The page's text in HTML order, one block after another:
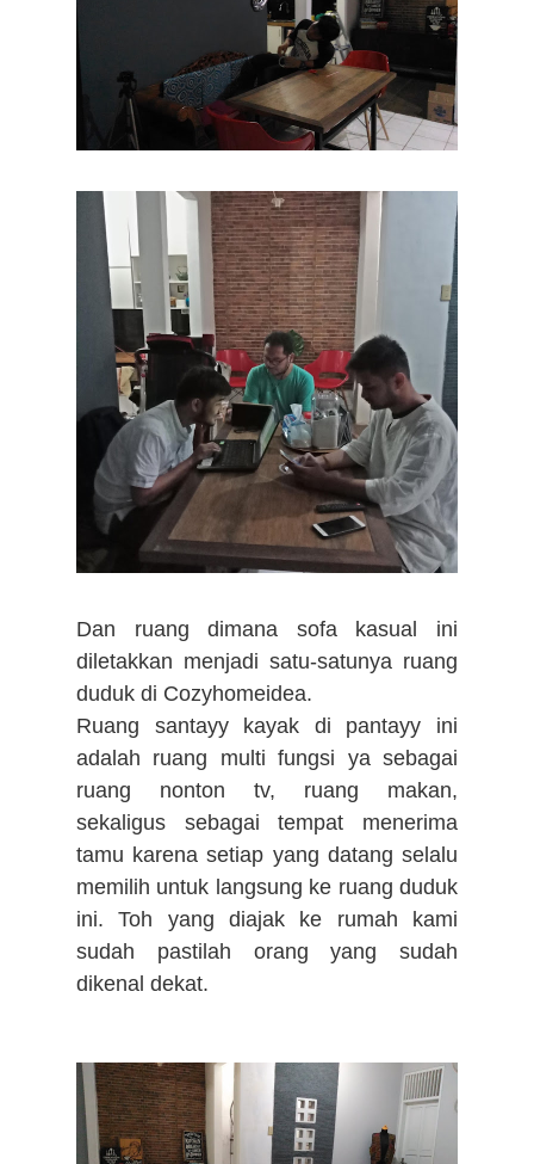
Dan ruang dimana sofa kasual ini
diletakkan menjadi satu-satunya ruang
duduk di Cozyhomeidea.
Ruang santayy kayak di pantayy ini
adalah ruang multi fungsi ya sebagai
ruang nonton tv, ruang makan,
sekaligus sebagai tempat menerima
tamu karena setiap yang datang selalu
memilih untuk langsung ke ruang duduk
ini. Toh yang diajak ke rumah kami
sudah pastilah orang yang sudah
dikenal dekat.